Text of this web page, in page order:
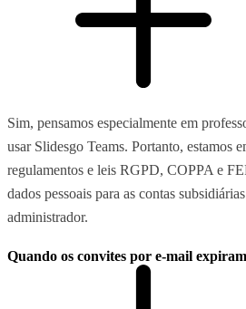
Sim, pensamos especialmente em
usar Slidesgo Teams. Portanto, estamos
regulamentos e leis RGPD, COPPA e
dados pessoais para as contas
administrador.
Quando os convites por e-mail